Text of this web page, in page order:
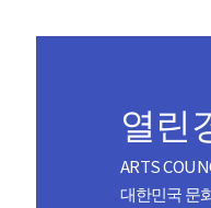
열린
ARTS
대한민국 문